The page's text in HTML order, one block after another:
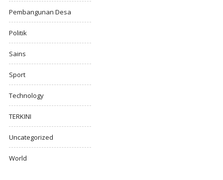
Pembangunan Desa
Politik
Sains
Sport
Technology
TERKINI
Uncategorized
World